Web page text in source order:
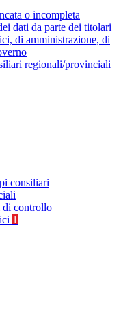
o incompleta
dati da parte dei titolari
di amministrazione, di
regionali/provinciali
consiliari
di controllo
1